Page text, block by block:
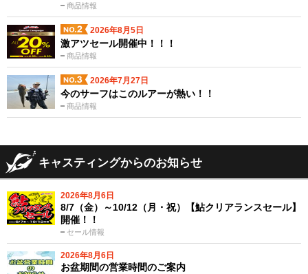
商品情報
2026年8月5日
商品情報
激アツセール開催中！！！
2026年7月27日
商品情報
今のサーフはこのルアーが熱い！！
キャスティングからのお知らせ
2026年8月6日
セール情報
8/7（金）～10/12（月・祝）【鮎クリアランスセール】
開催！！
2026年8月6日
お盆期間の営業時間のご案内